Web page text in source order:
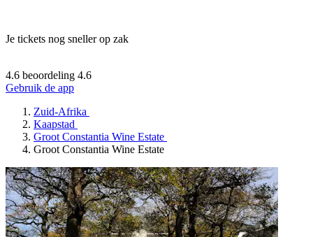
Je tickets nog sneller op zak
4.6 beoordeling 4.6
Gebruik de app
Zuid-Afrika
Kaapstad
Groot Constantia Wine Estate
Groot Constantia Wine Estate